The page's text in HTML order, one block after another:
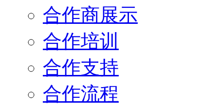
合作商展示
合作培训
合作支持
合作流程